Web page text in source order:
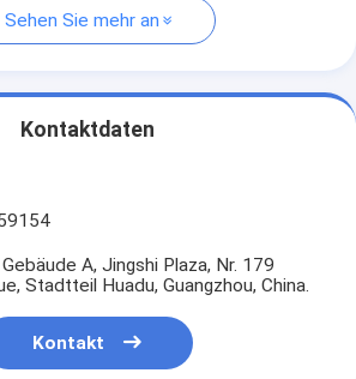
Sehen Sie mehr an
Kontaktdaten
A, Jingshi Plaza, Nr. 179
Stadtteil Huadu, Guangzhou, China.
Kontakt